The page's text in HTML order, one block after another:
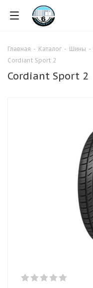
Главная - Каталог - Шины -
Cordiant Sport 2
Cordiant Sport 2